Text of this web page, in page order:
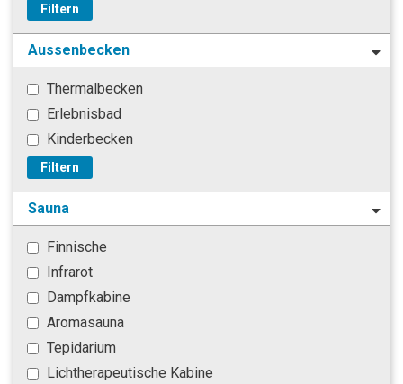
Filtern
Aussenbecken
Thermalbecken
Erlebnisbad
Kinderbecken
Filtern
Sauna
Finnische
Infrarot
Dampfkabine
Aromasauna
Tepidarium
Lichtherapeutische Kabine